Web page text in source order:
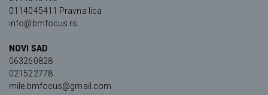
0114045411 Pravna lica
info@bmfocus.rs
NOVI SAD
063260828
021522778
mile.bmfocus@gmail.com